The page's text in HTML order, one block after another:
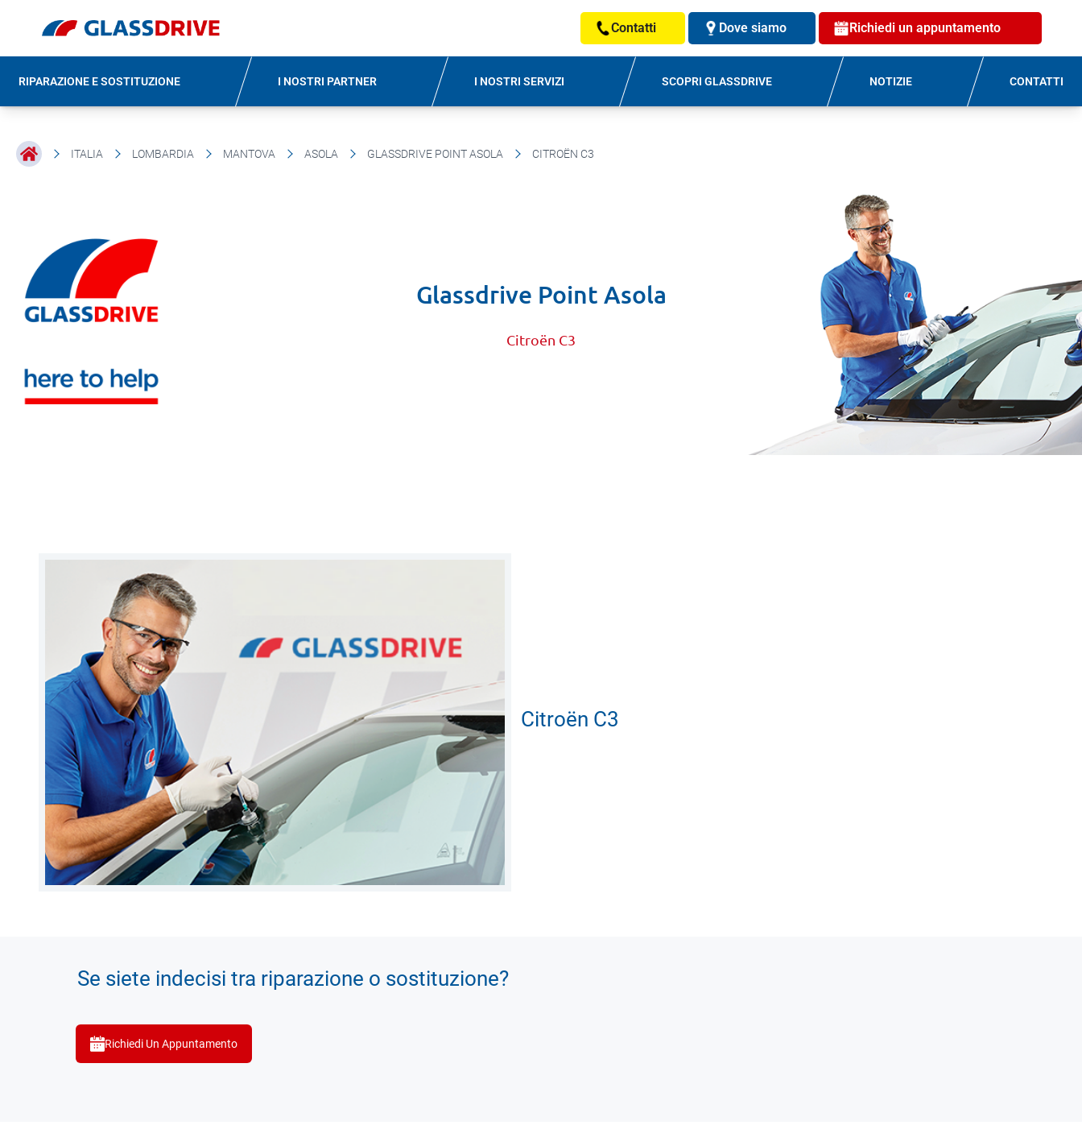
Contatti Dove siamo Richiedi un appuntamento
RIPARAZIONE E SOSTITUZIONE I NOSTRI PARTNER I NOSTRI SERVIZI SCOPRI GLASSDRIVE NOTIZIE CONTATTI
ITALIA LOMBARDIA MANTOVA ASOLA GLASSDRIVE POINT ASOLA CITROËN C3
Glassdrive Point Asola
Citroën C3
Citroën C3
Se siete indecisi tra riparazione o sostituzione?
Richiedi Un Appuntamento